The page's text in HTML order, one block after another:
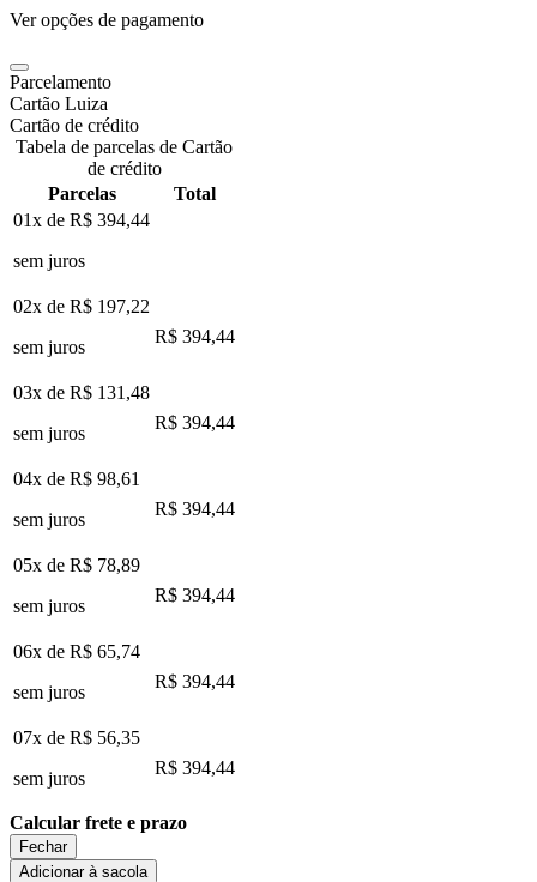
Ver opções de pagamento
Parcelamento
Cartão Luiza
Cartão de crédito
Tabela de parcelas de Cartão
de crédito
Parcelas
Total
01x de R$ 394,44
sem juros
02x de R$ 197,22
sem juros
R$ 394,44
03x de R$ 131,48
sem juros
R$ 394,44
04x de R$ 98,61
sem juros
R$ 394,44
05x de R$ 78,89
sem juros
R$ 394,44
06x de R$ 65,74
sem juros
R$ 394,44
07x de R$ 56,35
sem juros
R$ 394,44
Calcular frete e prazo
Fechar
Adicionar à sacola